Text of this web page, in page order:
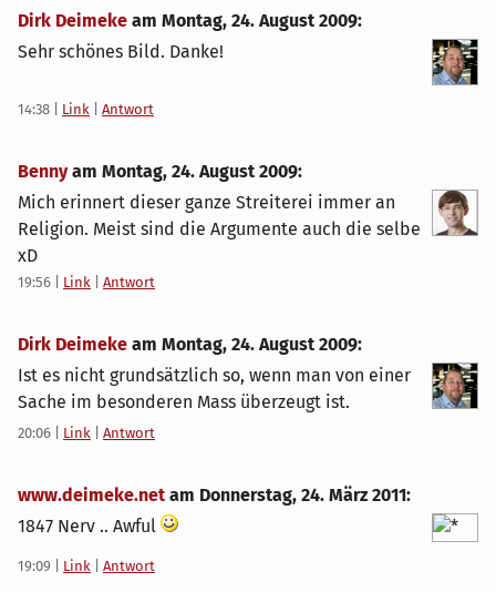
Dirk Deimeke am Montag, 24. August 2009:
Sehr schönes Bild. Danke!
14:38 Link Antwort
Bennyam Montag, 24. August 2009:
Mich erinnert dieser ganze Streiterei immer an
Religion. Meist sind die Argumente auch die selbe
xD
19:56 Link Antwort
Dirk Deimeke am Montag, 24. August 2009:
Ist es nicht grundsätzlich so, wenn man von einer
Sache im besonderen Mass überzeugt ist.
20:06 Link Antwort
www.deimeke.net am Donnerstag, 24. März 2011:
1847 Nerv .. Awful
19:09 Link Antwort